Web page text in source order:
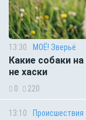
13:30 МОЁ! Зверьё
Какие собаки
не хаски
0 220
13:10 Происшествия